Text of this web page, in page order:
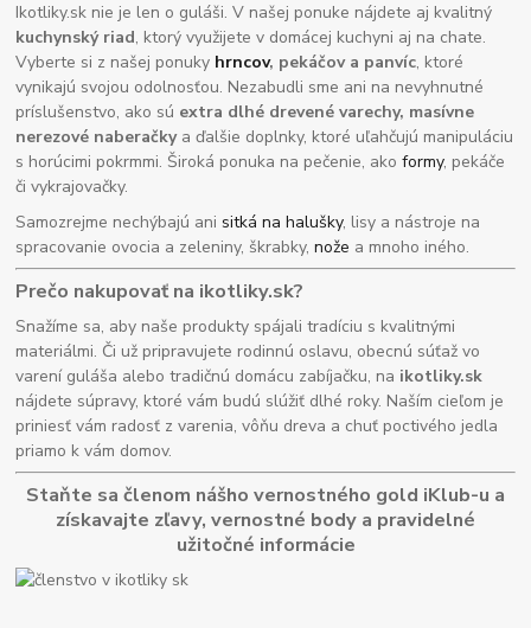
Ikotliky.sk nie je len o guláši. V našej ponuke nájdete aj kvalitný
kuchynský riad, ktorý využijete v domácej kuchyni aj na chate.
Vyberte si z našej ponuky hrncov, pekáčov a panvíc, ktoré
vynikajú svojou odolnosťou. Nezabudli sme ani na nevyhnutné
príslušenstvo, ako sú extra dlhé drevené varechy, masívne
nerezové naberačkya ďalšie doplnky, ktoré uľahčujú manipuláciu
s horúcimi pokrmmi. Široká ponuka na pečenie, akoformy, pekáče
či vykrajovačky.
Samozrejme nechýbajú anisitká na halušky, lisy a nástroje na
spracovanie ovocia a zeleniny, škrabky,nože a mnoho iného.
Prečo nakupovať na ikotliky.sk?
Snažíme sa, aby naše produkty spájali tradíciu s kvalitnými
materiálmi. Či už pripravujete rodinnú oslavu, obecnú súťaž vo
varení guláša alebo tradičnú domácu zabíjačku, na ikotliky.sk
nájdete súpravy, ktoré vám budú slúžiť dlhé roky. Naším cieľom je
priniesť vám radosť z varenia, vôňu dreva a chuť poctivého jedla
priamo k vám domov.
Staňte sa členom nášho vernostného gold iKlub-u a
získavajte zľavy, vernostné body a pravidelné
užitočné informácie